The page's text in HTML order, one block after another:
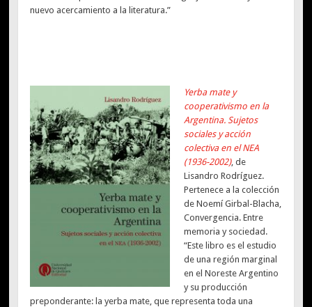
nuevo acercamiento a la literatura.”
Yerba mate y
cooperativismo en la
Argentina. Sujetos
sociales y acción
colectiva en el NEA
(1936-2002), de
Lisandro Rodríguez.
Pertenece a la colección
de Noemí Girbal-Blacha,
Convergencia. Entre
memoria y sociedad.
“Este libro es el estudio
de una región marginal
en el Noreste Argentino
y su producción
preponderante: la yerba mate, que representa toda una